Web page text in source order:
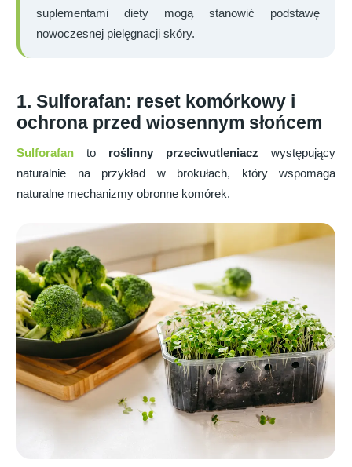
suplementami diety mogą stanowić podstawę
nowoczesnej pielęgnacji skóry.
1. Sulforafan: reset komórkowy i
ochrona przed wiosennym słońcem
Sulforafan to roślinny przeciwutleniacz występujący
naturalnie na przykład w brokułach, który wspomaga
naturalne mechanizmy obronne komórek.